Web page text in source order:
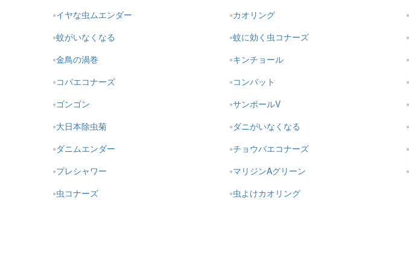
イヤな虫ムエンダー カオリング
蚊がいなくなる
蚊に効く虫コナーズ
金鳥の渦巻
キンチョール
コバエコナーズ
コンバット
ゴンゴン
サンポールV
大日本除虫菊
ダニがいなくなる
ダニムエンダー
チョウバエコナーズ
プレシャワー
マリジンAグリーン
虫コナーズ
虫よけカオリング